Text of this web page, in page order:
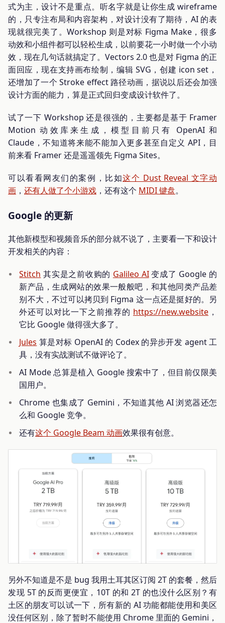
式为主，设计不是重点。听名字就是让你生成 wireframe
的，只专注布局和内容架构，对设计没有了期待，AI 的表
现就很完美了。Workshop 则是对标 Figma Make，很多
动效和小组件都可以轻松生成，以前要花一小时做一个小动
效，现在几句话就搞定了。Vectors 2.0 也是对 Figma 的正
面回应，现在支持画布绘制，编辑 SVG，创建 icon set，
还增加了一个 Stroke effect 路径动画，据说以后还会加强
设计方面的能力，算是正式回归变成设计软件了。
试了一下 Workshop 还是很强的，主要都是基于 Framer
Motion 动效库来生成，模型目前只有 OpenAI 和
Claude，不知道将来能不能加入更多甚至自定义 API，目
前来看 Framer 还是遥遥领先 Figma Sites。
可以看看网友们的案例，比如这个 Dust Reveal 文字动
画 ， 还有人做了个小游戏 ，还有这个 MIDI 键盘。
Google 的更新
其他新模型和视频音乐的部分就不说了，主要看一下和设计
开发相关的内容：
Stitch 其实是之前收购的 Galileo AI变成了 Google 的
新产品，生成网站的效果一般般吧，和其他同类产品差
别不大，不过可以拷贝到 Figma 这一点还是挺好的。另
外还可以对比一下之前推荐的 https://new.website，
它比 Google 做得强大多了。
Jules 算是对标 OpenAI 的 Codex 的异步开发 agent 工
具，没有实战测试不做评论了。
AI Mode 总算是植入 Google 搜索中了，但目前仅限美
国用户。
Chrome 也集成了 Gemini，不知道其他 AI 浏览器还怎
么和 Google 竞争。
还有这个 Google Beam 动画效果很有创意。
另外不知道是不是 bug 我用土耳其区订阅 2T 的套餐，然后
发现 5T 的反而更便宜，10T 的和 2T 的也没什么区别？有
土区的朋友可以试一下，所有新的 AI 功能都能使用和美区
没任何区别，除了暂时不能使用 Chrome 里面的 Gemini，